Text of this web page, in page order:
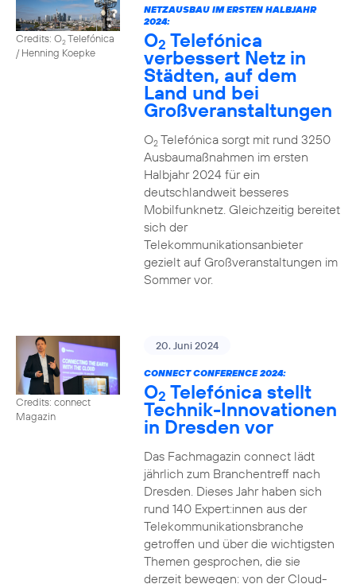
Credits: O2Telefónica
/ Henning Koepke
NETZAUSBAU IM ERSTEN HALBJAHR
2024:
O2 Telefónica
verbessert Netz in
Städten, auf dem
Land und bei
Großveranstaltungen
O2Telefónica sorgt mit rund 3250
Ausbaumaßnahmen im ersten
Halbjahr 2024 für ein
deutschlandweit besseres
Mobilfunknetz. Gleichzeitig bereitet
sich der
Telekommunikationsanbieter
gezielt auf Großveranstaltungen im
Sommer vor.
Credits: connect
Magazin
20. Juni 2024
CONNECT CONFERENCE 2024:
O2 Telefónica stellt
Technik-Innovationen
in Dresden vor
Das Fachmagazin connect lädt
jährlich zum Branchentreff nach
Dresden. Dieses Jahr haben sich
rund 140 Expert:innen aus der
Telekommunikationsbranche
getroffen und über die wichtigsten
Themen gesprochen, die sie
derzeit bewegen: von der Cloud-